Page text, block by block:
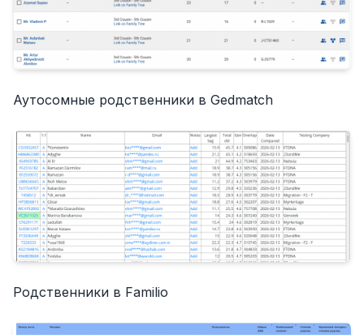
Аутосомные родственники в Gedmatch
Родственники в Familio